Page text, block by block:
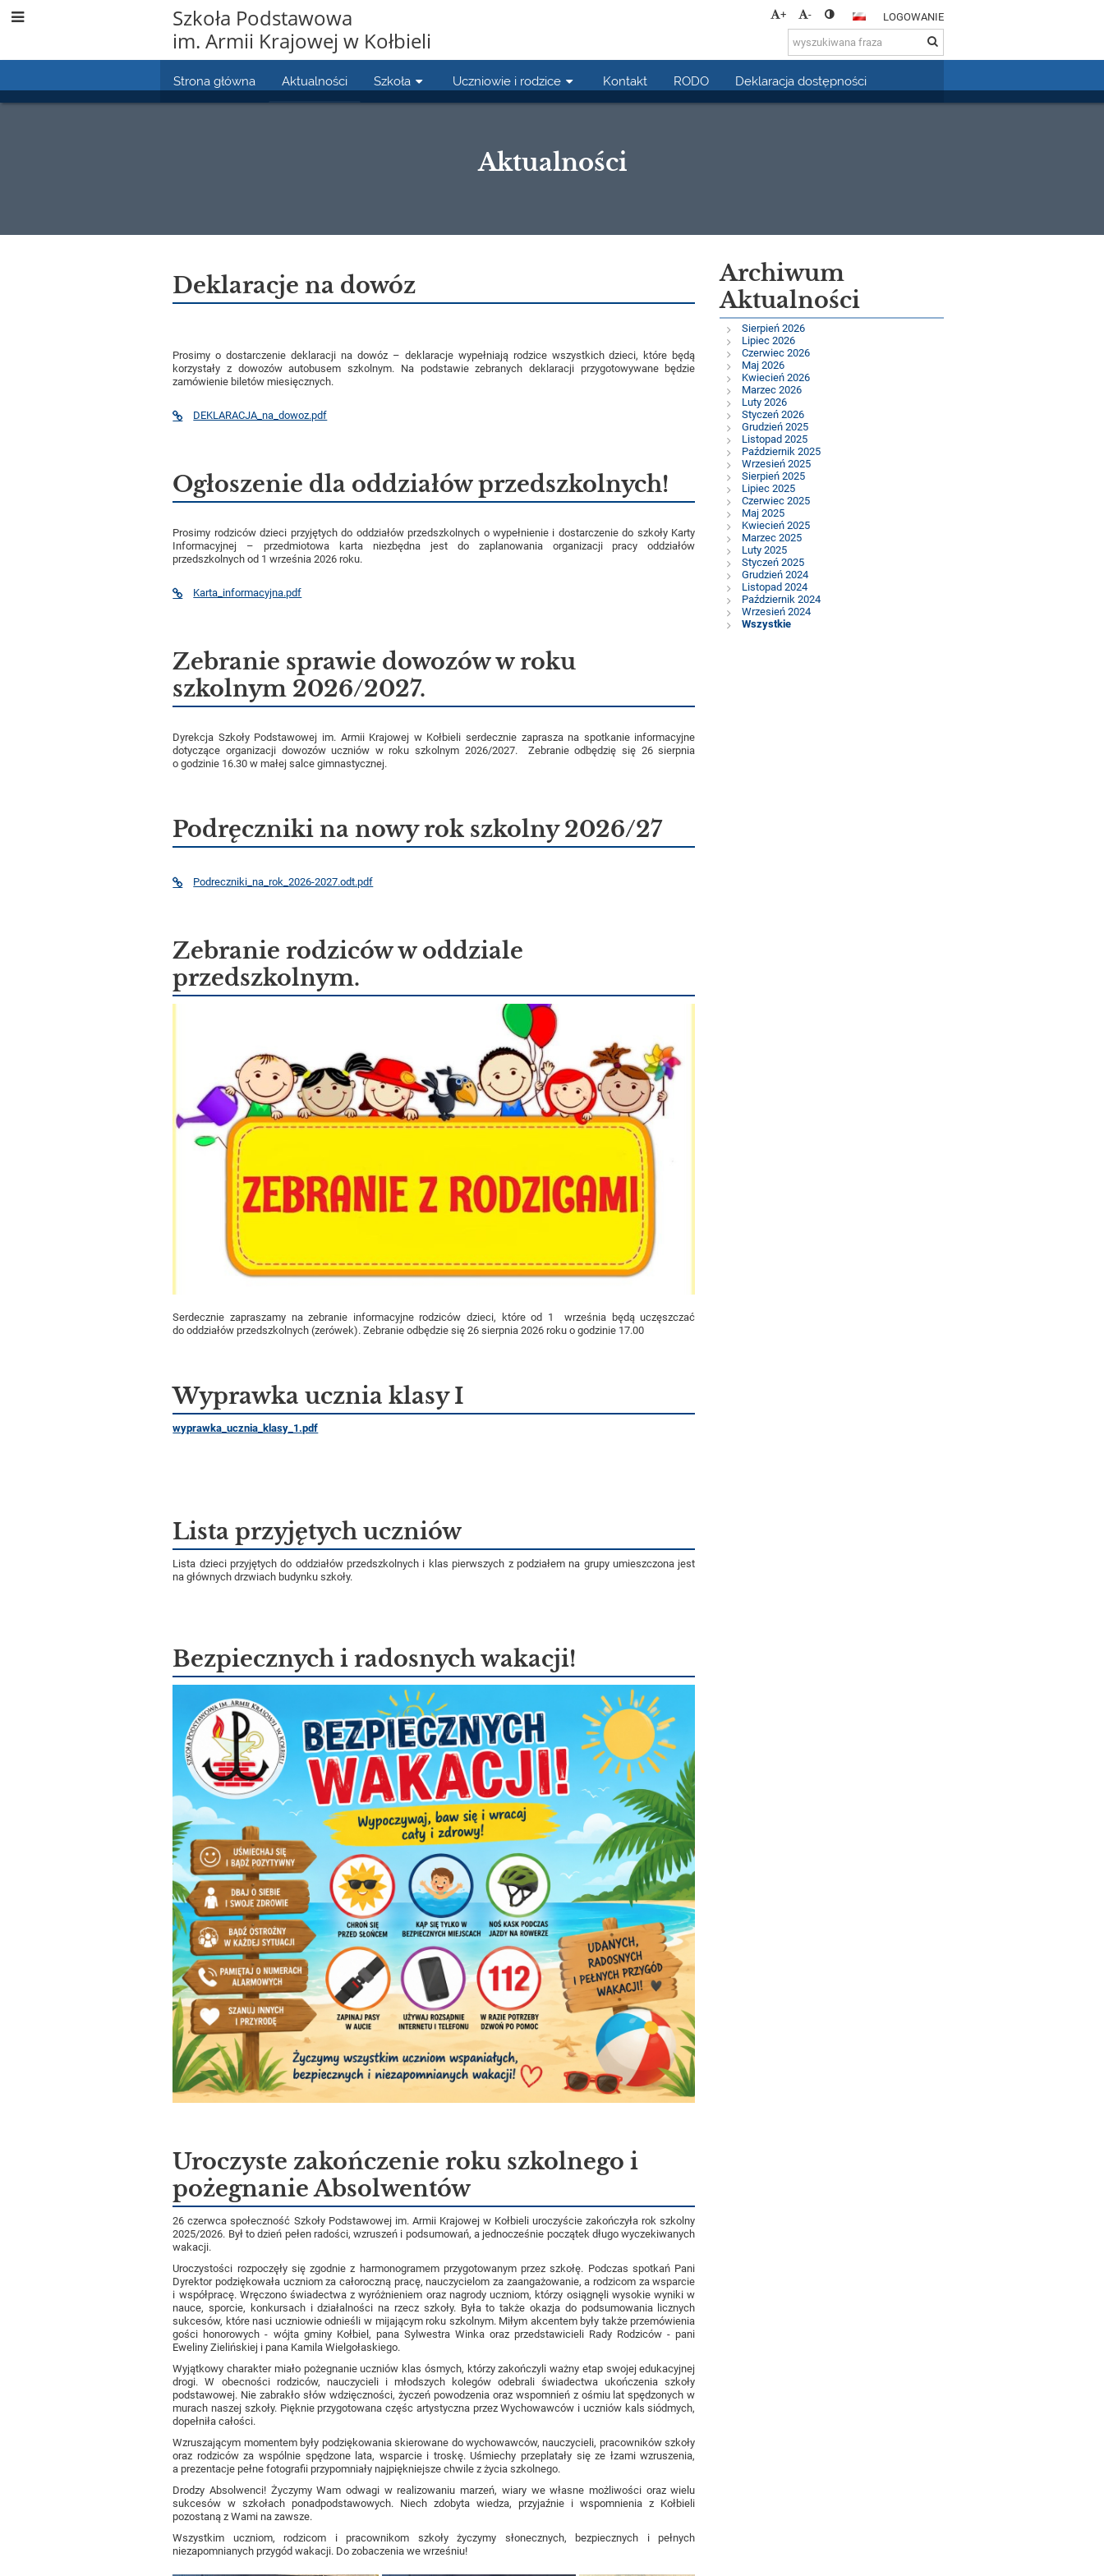
Szkoła Podstawowa
im. Armii Krajowej w Kołbieli
+ - LOGOWANIE
Strona główna Aktualności Szkoła Uczniowie i rodzice Kontakt RODO Deklaracja dostępności
Aktualności
Aktualności
Deklaracje na dowóz
Prosimy o dostarczenie deklaracji na dowóz – deklaracje wypełniają rodzice wszystkich dzieci, które będą
korzystały z dowozów autobusem szkolnym. Na podstawie zebranych deklaracji przygotowywane będzie
zamówienie biletów miesięcznych.
DEKLARACJA_na_dowoz.pdf
Ogłoszenie dla oddziałów przedszkolnych!
Prosimy rodziców dzieci przyjętych do oddziałów przedszkolnych o wypełnienie i dostarczenie do szkoły Karty
Informacyjnej – przedmiotowa karta niezbędna jest do zaplanowania organizacji pracy oddziałów
przedszkolnych od 1 września 2026 roku.
Karta_informacyjna.pdf
Zebranie sprawie dowozów w roku
szkolnym 2026/2027.
Dyrekcja Szkoły Podstawowej im. Armii Krajowej w Kołbieli serdecznie zaprasza na spotkanie informacyjne
dotyczące organizacji dowozów uczniów w roku szkolnym 2026/2027. Zebranie odbędzię się 26 sierpnia
o godzinie 16.30 w małej salce gimnastycznej.
Podręczniki na nowy rok szkolny 2026/27
Podreczniki_na_rok_2026-2027.odt.pdf
Zebranie rodziców w oddziale
przedszkolnym.
Serdecznie zapraszamy na zebranie informacyjne rodziców dzieci, które od 1 września będą uczęszczać
do oddziałów przedszkolnych (zerówek). Zebranie odbędzie się 26 sierpnia 2026 roku o godzinie 17.00
Wyprawka ucznia klasy I
wyprawka_ucznia_klasy_1.pdf
Lista przyjętych uczniów
Lista dzieci przyjętych do oddziałów przedszkolnych i klas pierwszych z podziałem na grupy umieszczona jest
na głównych drzwiach budynku szkoły.
Bezpiecznych i radosnych wakacji!
Uroczyste zakończenie roku szkolnego i
pożegnanie Absolwentów
26 czerwca społeczność Szkoły Podstawowej im. Armii Krajowej w Kołbieli uroczyście zakończyła rok szkolny
2025/2026. Był to dzień pełen radości, wzruszeń i podsumowań, a jednocześnie początek długo wyczekiwanych
wakacji.
Uroczystości rozpoczęły się zgodnie z harmonogramem przygotowanym przez szkołę. Podczas spotkań Pani
Dyrektor podziękowała uczniom za całoroczną pracę, nauczycielom za zaangażowanie, a rodzicom za wsparcie
i współpracę. Wręczono świadectwa z wyróżnieniem oraz nagrody uczniom, którzy osiągnęli wysokie wyniki w
nauce, sporcie, konkursach i działalności na rzecz szkoły. Była to także okazja do podsumowania licznych
sukcesów, które nasi uczniowie odnieśli w mijającym roku szkolnym. Miłym akcentem były także przemówienia
gości honorowych - wójta gminy Kołbiel, pana Sylwestra Winka oraz przedstawicieli Rady Rodziców - pani
Eweliny Zielińskiej i pana Kamila Wielgołaskiego.
Wyjątkowy charakter miało pożegnanie uczniów klas ósmych, którzy zakończyli ważny etap swojej edukacyjnej
drogi. W obecności rodziców, nauczycieli i młodszych kolegów odebrali świadectwa ukończenia szkoły
podstawowej. Nie zabrakło słów wdzięczności, życzeń powodzenia oraz wspomnień z ośmiu lat spędzonych w
murach naszej szkoły. Pięknie przygotowana częśc artystyczna przez Wychowawców i uczniów kals siódmych,
dopełniła całości.
Wzruszającym momentem były podziękowania skierowane do wychowawców, nauczycieli, pracowników szkoły
oraz rodziców za wspólnie spędzone lata, wsparcie i troskę. Uśmiechy przeplatały się ze łzami wzruszenia,
a prezentacje pełne fotografii przypomniały najpiękniejsze chwile z życia szkolnego.
Drodzy Absolwenci! Życzymy Wam odwagi w realizowaniu marzeń, wiary we własne możliwości oraz wielu
sukcesów w szkołach ponadpodstawowych. Niech zdobyta wiedza, przyjaźnie i wspomnienia z Kołbieli
pozostaną z Wami na zawsze.
Wszystkim uczniom, rodzicom i pracownikom szkoły życzymy słonecznych, bezpiecznych i pełnych
niezapomnianych przygód wakacji. Do zobaczenia we wrześniu!
Archiwum
Aktualności
Sierpień 2026
Lipiec 2026
Czerwiec 2026
Maj 2026
Kwiecień 2026
Marzec 2026
Luty 2026
Styczeń 2026
Grudzień 2025
Listopad 2025
Październik 2025
Wrzesień 2025
Sierpień 2025
Lipiec 2025
Czerwiec 2025
Maj 2025
Kwiecień 2025
Marzec 2025
Luty 2025
Styczeń 2025
Grudzień 2024
Listopad 2024
Październik 2024
Wrzesień 2024
Wszystkie